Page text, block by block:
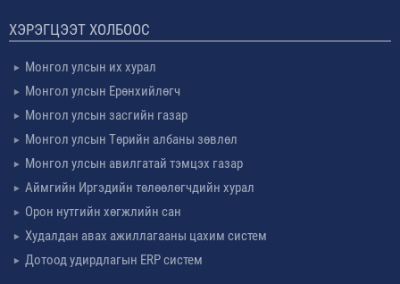
ХЭРЭГЦЭЭТ ХОЛБООС
Монгол улсын их хурал
Монгол улсын Ерөнхийлөгч
Монгол улсын засгийн газар
Монгол улсын Төрийн албаны зөвлөл
Монгол улсын авилгатай тэмцэх газар
Аймгийн Иргэдийн төлөөлөгчдийн хурал
Орон нутгийн хөгжлийн сан
Худалдан авах ажиллагааны цахим систем
Дотоод удирдлагын ERP систем